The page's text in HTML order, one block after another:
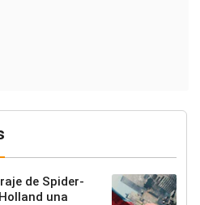
de Spider-
una